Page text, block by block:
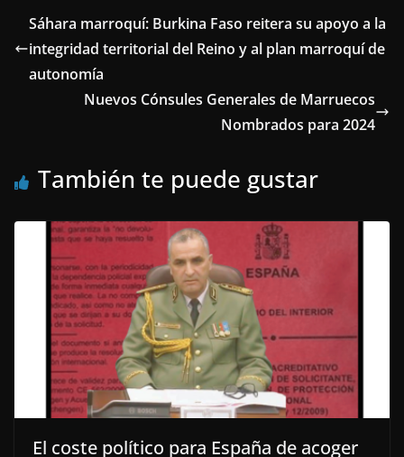
Sáhara marroquí: Burkina Faso reitera su apoyo a la
integridad territorial del Reino y al plan marroquí de
autonomía
Nuevos Cónsules Generales de Marruecos
Nombrados para 2024
También te puede gustar
El coste político para España de acoger